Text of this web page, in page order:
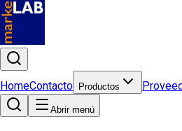
HomeContacto Productos
Abrir menú